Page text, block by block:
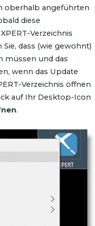
oberhalb angeführten
diese
Verzeichnis
dass (wie gewohnt)
müssen und das
wenn das Update
Verzeichnis öffnen
auf Ihr Desktop-Icon
.